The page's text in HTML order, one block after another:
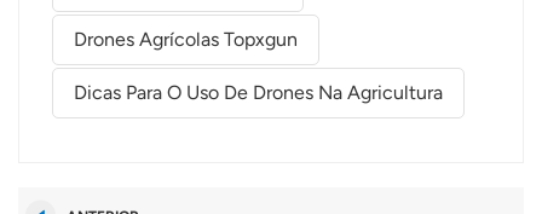
Drones Agrícolas Topxgun
Dicas Para O Uso De Drones Na Agricultura